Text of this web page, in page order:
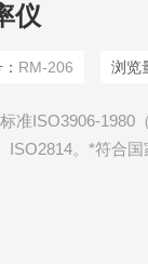
仪
RM-206 浏览
准ISO3906-
ISO2814。*符合
器的规定要求。 *